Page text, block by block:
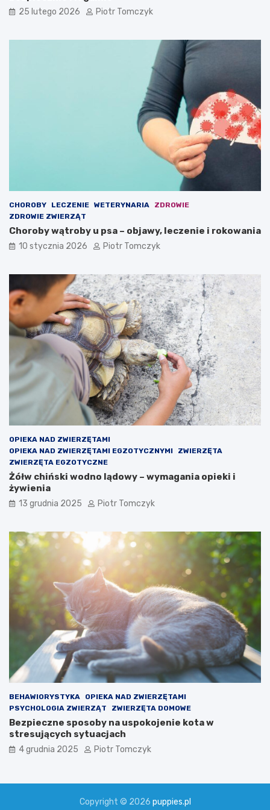
i
n
m
d
o
m
z
t
25 lutego 2026 Piotr Tomczyk
CHOROBY LECZENIE WETERYNARIA
ZDROWIE
ZDROWIE ZWIERZĄT
Choroby wątroby u psa – objawy, leczenie i rokowania
10 stycznia 2026 Piotr Tomczyk
OPIEKA NAD ZWIERZĘTAMI
OPIEKA NAD ZWIERZĘTAMI EGZOTYCZNYMI
ZWIERZĘTA
ZWIERZĘTA EGZOTYCZNE
Żółw chiński wodno lądowy – wymagania opieki i
żywienia
13 grudnia 2025 Piotr Tomczyk
BEHAWIORYSTYKA
OPIEKA NAD ZWIERZĘTAMI
PSYCHOLOGIA ZWIERZĄT
ZWIERZĘTA DOMOWE
Bezpieczne sposoby na uspokojenie kota w
stresujących sytuacjach
4 grudnia 2025 Piotr Tomczyk
Copyright © 2026 puppies.pl